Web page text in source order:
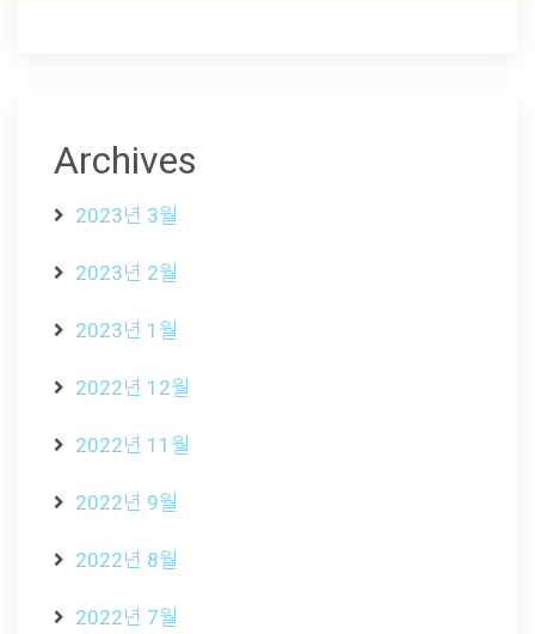
Archives
2023년 3월
2023년 2월
2023년 1월
2022년 12월
2022년 11월
2022년 9월
2022년 8월
2022년 7월